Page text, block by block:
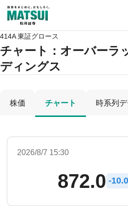
414A 東証グロース
チャート： オーバーラ
ディングス
株価 チャート 時系列
2026/8/7 15:30
872.0 -10.0